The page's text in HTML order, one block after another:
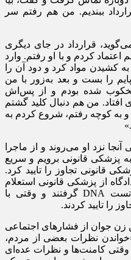
ببندیم. من هم رفتم سر
قرارداد در جای دیگری
اعتماد کردم و با او رفتم. وارد
کشیدن مواد کرد و دود آن را
را بست و بعد به‌زور با من
شده بودم و از پس‌اش
افتاد. من هم دنبال کلید گشتم
و به کوچه رفتم، شروع کردم به
آنجا نزد او می‌روند و از ماجرا
پزشکی قانونی برویم و سریع
قانونی تجاوز را تایید کرد.
از پزشکی قانونی استعلام
خواست. این‌بار از جمشیدی هم تست DNA گرفتند و وقتی با
را تایید کردند.
زن جوان از فشار‌های اجتماعی
نظرات بعضی از مردم،
وقتی کامنت‌ها و نظرات عده‌ای